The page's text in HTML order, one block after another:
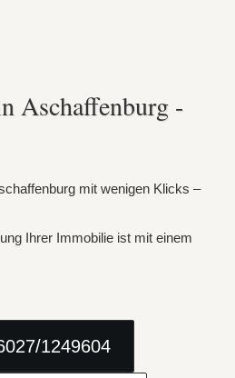
Aschaffenburg -
mit wenigen Klicks –
Ihrer Immobilie ist mit einem
1249604